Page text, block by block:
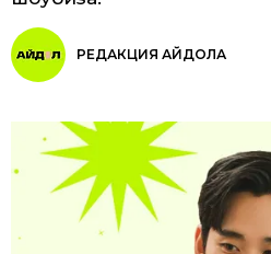
РЕДАКЦИЯ АЙДОЛА